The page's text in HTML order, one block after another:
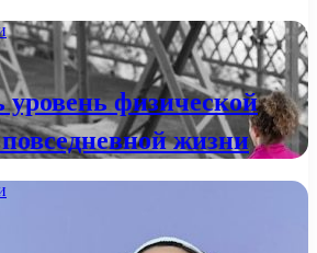
физической
жизни